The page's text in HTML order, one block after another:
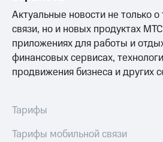
Корпоративный
секретарь
Раскрытие
информации
Информация
акционерам
Документы
Личный
Актуальные новости не только
связи, но и новых продуктах
приложениях для работы и
финансовых сервисах,
продвижения бизнеса и других
Тарифы
Тарифы мобильной связи